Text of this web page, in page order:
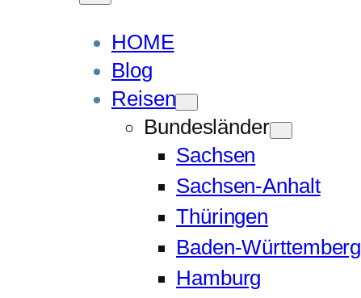
HOME
Blog
Reisen
Bundesländer
Sachsen
Sachsen-Anhalt
Thüringen
Baden-Württemberg
Hamburg